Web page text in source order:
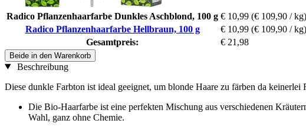
Radico Pflanzenhaarfarbe Dunkles Aschblond, 100 g € 10,99 (€ 109,90 / kg)
Radico Pflanzenhaarfarbe Hellbraun, 100 g
€ 10,99 (€ 109,90 / kg)
Gesamtpreis:
€ 21,98
Beide in den Warenkorb
Beschreibung
Diese dunkle Farbton ist ideal geeignet, um blonde Haare zu färben da
Die Bio-Haarfarbe ist eine perfekten Mischung aus verschiedenen
Wahl, ganz ohne Chemie.